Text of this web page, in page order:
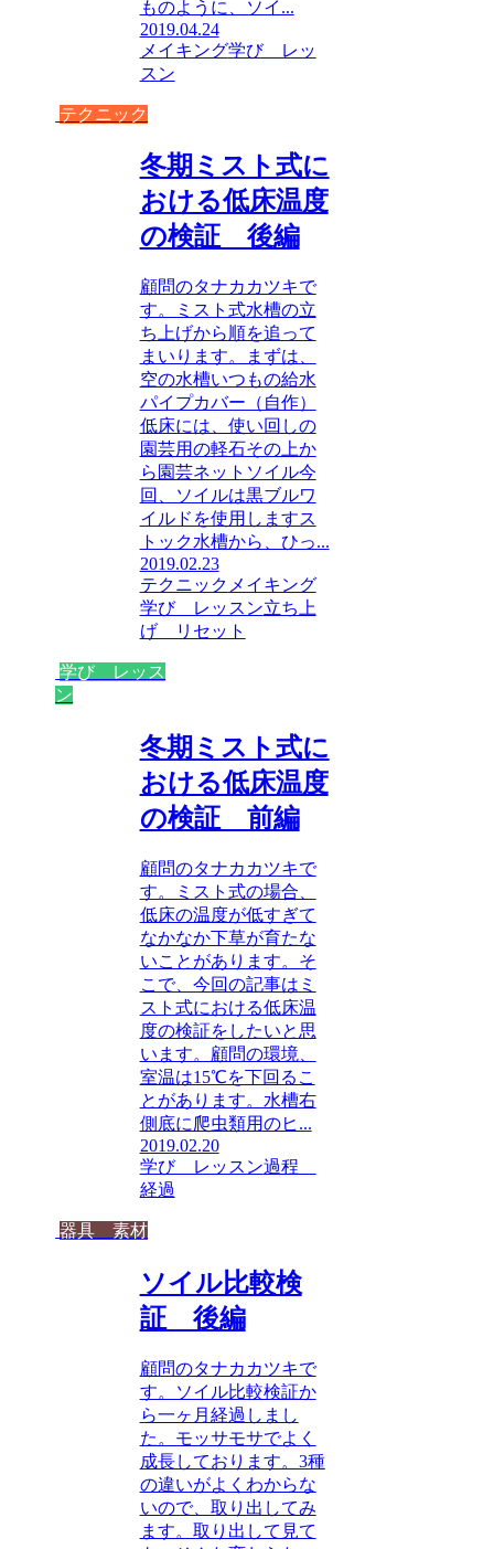
ものように、ソイ...
2019.04.24
メイキング学び レッ
スン
テクニック
冬期ミスト式に
おける低床温度
の検証 後編
顧問のタナカカツキで
す。ミスト式水槽の立
ち上げから順を追って
まいります。まずは、
空の水槽いつもの給水
パイプカバー（自作）
低床には、使い回しの
園芸用の軽石その上か
ら園芸ネットソイル今
回、ソイルは黒ブルワ
イルドを使用しますス
トック水槽から、ひっ...
2019.02.23
テクニック メイキング
学び レッスン立ち上
げ リセット
学び レッス
ン
冬期ミスト式に
おける低床温度
の検証 前編
顧問のタナカカツキで
す。ミスト式の場合、
低床の温度が低すぎて
なかなか下草が育たな
いことがあります。そ
こで、今回の記事はミ
スト式における低床温
度の検証をしたいと思
います。顧問の環境、
室温は15℃を下回るこ
とがあります。水槽右
側底に爬虫類用のヒ...
2019.02.20
学び レッスン過程
経過
器具 素材
ソイル比較検
証 後編
顧問のタナカカツキで
す。ソイル比較検証か
ら一ヶ月経過しまし
た。モッサモサでよく
成長しております。3種
の違いがよくわからな
いので、取り出してみ
ます。取り出して見て